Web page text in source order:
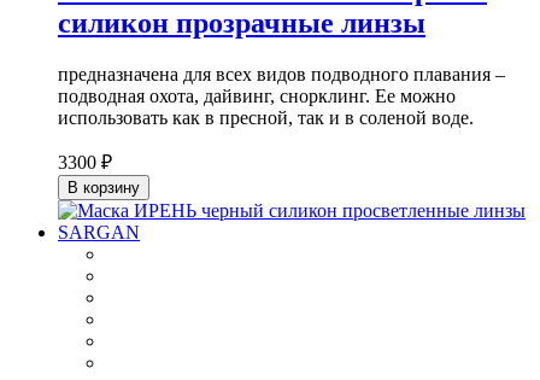
силикон прозрачные линзы
предназначена для всех видов подводного плавания –
подводная охота, дайвинг, снорклинг. Ее можно
использовать как в пресной, так и в соленой воде.
3300 ₽
В корзину